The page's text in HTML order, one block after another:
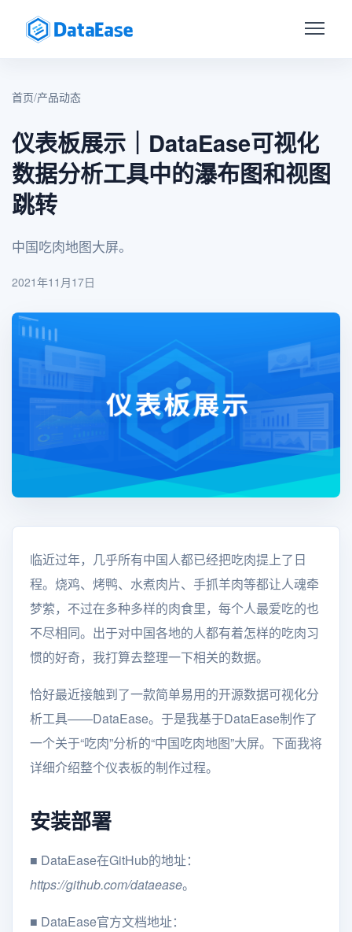
首页/产品动态
仪表板展示｜DataEase可视化
数据分析工具中的瀑布图和视图
跳转
中国吃肉地图大屏。
2021年11月17日
临近过年，几乎所有中国人都已经把吃肉提上了日
程。烧鸡、烤鸭、水煮肉片、手抓羊肉等都让人魂牵
梦萦，不过在多种多样的肉食里，每个人最爱吃的也
不尽相同。出于对中国各地的人都有着怎样的吃肉习
惯的好奇，我打算去整理一下相关的数据。
恰好最近接触到了一款简单易用的开源数据可视化分
析工具——DataEase。于是我基于DataEase制作了
一个关于“吃肉”分析的“中国吃肉地图”大屏。下面我将
详细介绍整个仪表板的制作过程。
安装部署
■ DataEase在GitHub的地址：
https://github.com/dataease。
■ DataEase官方文档地址：